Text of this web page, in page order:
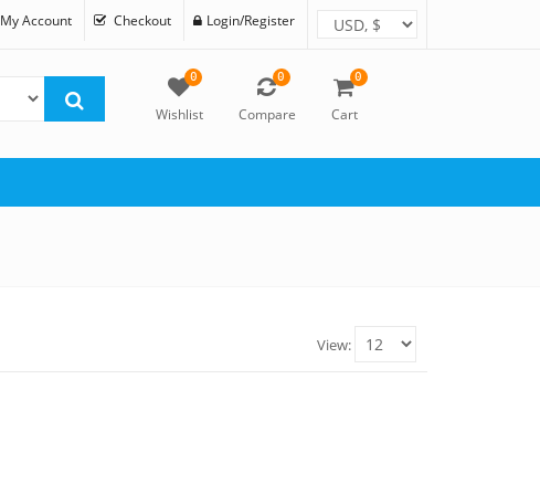
My Account Checkout Login/Register
0
Wishlist
0
Compare
0
Cart
View: